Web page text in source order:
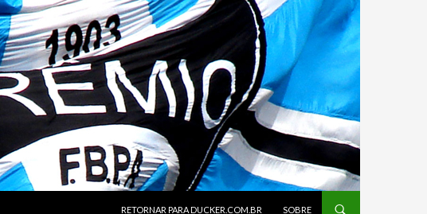
RETORNAR PARA DUCKER.COM.BR
SOBRE